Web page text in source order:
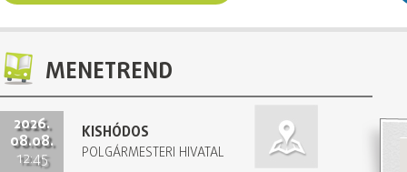
MENETREND
2026.
08.08.
12:45
KISHÓDOS
POLGÁRMESTERI HIVATAL